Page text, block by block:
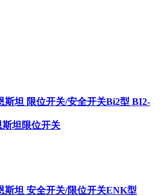
斯坦 限位开关/安全开关Bi2型 BI2-
斯坦限位开关
斯坦 安全开关/限位开关ENK型